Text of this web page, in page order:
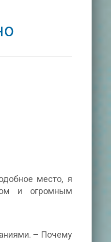
место, я
и огромным
– Почему